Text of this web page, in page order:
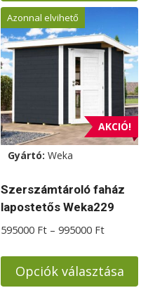
AKCIÓ!
Azonnal elvihető
Gyártó: Weka
Szerszámtároló faház
lapostetős Weka229
595000 Ft – 995000 Ft
-
995000 Ft
Opciók választása